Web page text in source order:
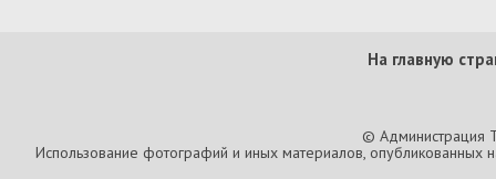
На главную
© Администрация
Использование фотографий и иных материалов, опубликованных